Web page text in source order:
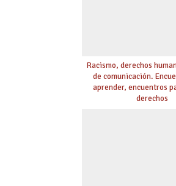
Racismo, derechos
de comunicación.
aprender, encuentros
derechos